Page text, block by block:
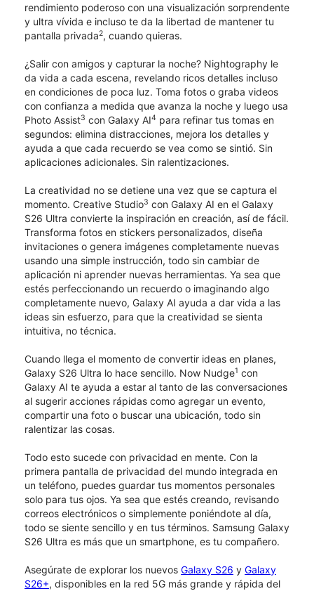
rendimiento poderoso con una visualización sorprendente
y ultra vívida e incluso te da la libertad de mantener tu
pantalla privada2, cuando quieras.
¿Salir con amigos y capturar la noche? Nightography le
da vida a cada escena, revelando ricos detalles incluso
en condiciones de poca luz. Toma fotos o graba videos
con confianza a medida que avanza la noche y luego usa
Photo Assist3 con Galaxy AI4 para refinar tus tomas en
segundos: elimina distracciones, mejora los detalles y
ayuda a que cada recuerdo se vea como se sintió. Sin
aplicaciones adicionales. Sin ralentizaciones.
La creatividad no se detiene una vez que se captura el
momento. Creative Studio3 con Galaxy AI en el Galaxy
S26 Ultra convierte la inspiración en creación, así de fácil.
Transforma fotos en stickers personalizados, diseña
invitaciones o genera imágenes completamente nuevas
usando una simple instrucción, todo sin cambiar de
aplicación ni aprender nuevas herramientas. Ya sea que
estés perfeccionando un recuerdo o imaginando algo
completamente nuevo, Galaxy AI ayuda a dar vida a las
ideas sin esfuerzo, para que la creatividad se sienta
intuitiva, no técnica.
Cuando llega el momento de convertir ideas en planes,
Galaxy S26 Ultra lo hace sencillo. Now Nudge1 con
Galaxy AI te ayuda a estar al tanto de las conversaciones
al sugerir acciones rápidas como agregar un evento,
compartir una foto o buscar una ubicación, todo sin
ralentizar las cosas.
Todo esto sucede con privacidad en mente. Con la
primera pantalla de privacidad del mundo integrada en
un teléfono, puedes guardar tus momentos personales
solo para tus ojos. Ya sea que estés creando, revisando
correos electrónicos o simplemente poniéndote al día,
todo se siente sencillo y en tus términos. Samsung Galaxy
S26 Ultra es más que un smartphone, es tu compañero.
Asegúrate de explorar los nuevos Galaxy S26 y Galaxy
S26+, disponibles en la red 5G más grande y rápida del